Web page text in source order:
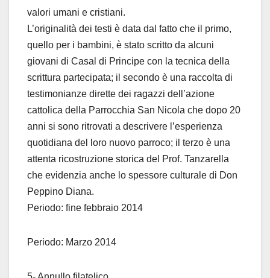
valori umani e cristiani.
L’originalità dei testi è data dal fatto che il primo,
quello per i bambini, è stato scritto da alcuni
giovani di Casal di Principe con la tecnica della
scrittura partecipata; il secondo è una raccolta di
testimonianze dirette dei ragazzi dell’azione
cattolica della Parrocchia San Nicola che dopo 20
anni si sono ritrovati a descrivere l’esperienza
quotidiana del loro nuovo parroco; il terzo è una
attenta ricostruzione storica del Prof. Tanzarella
che evidenzia anche lo spessore culturale di Don
Peppino Diana.
Periodo: fine febbraio 2014
Periodo: Marzo 2014